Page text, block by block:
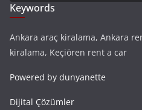
Keywords
Ankara araç kiralama, Ankara
kiralama, Keçiören rent a car
Powered by dunyanette
Dijital Çözümler